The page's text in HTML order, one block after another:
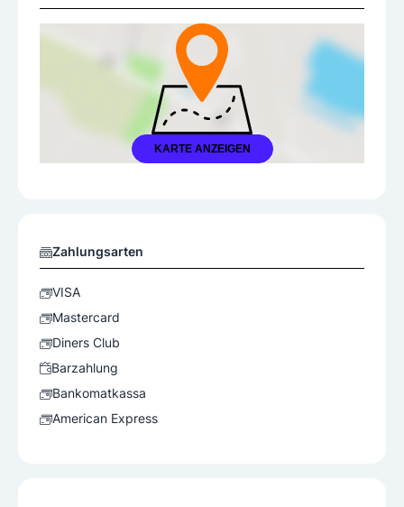
KARTE ANZEIGEN
Zahlungsarten
VISA
Mastercard
Diners Club
Barzahlung
Bankomatkassa
American Express